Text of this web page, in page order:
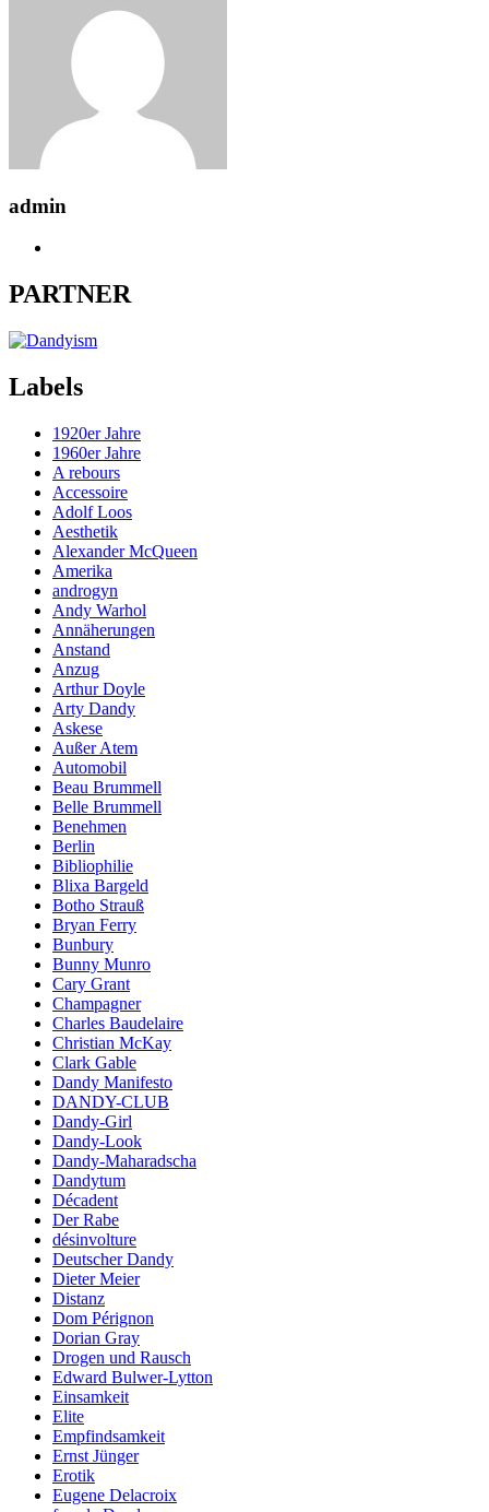
admin
PARTNER
Labels
1920er Jahre
1960er Jahre
A rebours
Accessoire
Adolf Loos
Aesthetik
Alexander McQueen
Amerika
androgyn
Andy Warhol
Annäherungen
Anstand
Anzug
Arthur Doyle
Arty Dandy
Askese
Außer Atem
Automobil
Beau Brummell
Belle Brummell
Benehmen
Berlin
Bibliophilie
Blixa Bargeld
Botho Strauß
Bryan Ferry
Bunbury
Bunny Munro
Cary Grant
Champagner
Charles Baudelaire
Christian McKay
Clark Gable
Dandy Manifesto
DANDY-CLUB
Dandy-Girl
Dandy-Look
Dandy-Maharadscha
Dandytum
Décadent
Der Rabe
désinvolture
Deutscher Dandy
Dieter Meier
Distanz
Dom Pérignon
Dorian Gray
Drogen und Rausch
Edward Bulwer-Lytton
Einsamkeit
Elite
Empfindsamkeit
Ernst Jünger
Erotik
Eugene Delacroix